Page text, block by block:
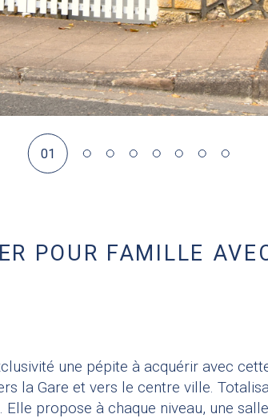
01
POUR FAMILLE
une pépite à acquérir avec
la Gare et vers le centre ville.
propose à chaque niveau, une